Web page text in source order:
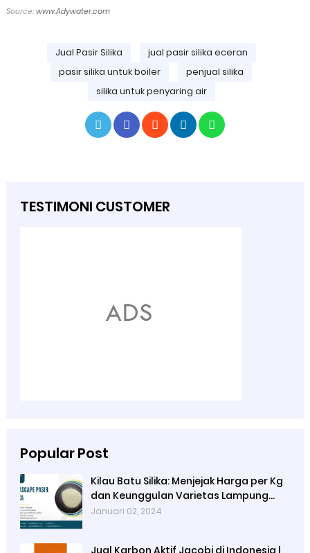
Source: www.Adywater.com
Jual Pasir Silika
jual pasir silika eceran
pasir silika untuk boiler
penjual silika
silika untuk penyaring air
TESTIMONI CUSTOMER
Popular Post
Kilau Batu Silika: Menjejak Harga per Kg
dan Keunggulan Varietas Lampung
dari Ady Water
Januari 02, 2024